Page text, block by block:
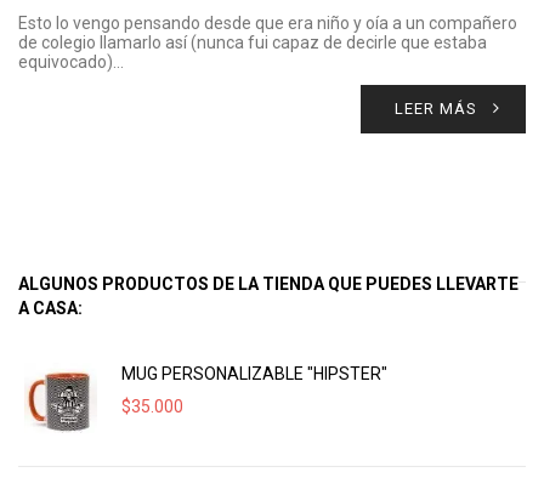
Esto lo vengo pensando desde que era niño y oía a un compañero
de colegio llamarlo así (nunca fui capaz de decirle que estaba
equivocado)…
LEER MÁS
ALGUNOS PRODUCTOS DE LA TIENDA QUE PUEDES LLEVARTE
A CASA:
MUG PERSONALIZABLE "HIPSTER"
$35.000